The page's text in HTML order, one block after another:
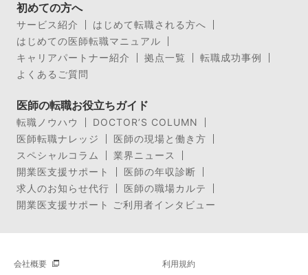
初めての方へ
サービス紹介
はじめて転職される方へ
はじめての医師転職マニュアル
キャリアパートナー紹介
拠点一覧
転職成功事例
よくあるご質問
医師の転職お役立ちガイド
転職ノウハウ
DOCTOR’S COLUMN
医師転職ナレッジ
医師の現場と働き方
スペシャルコラム
業界ニュース
開業医支援サポート
医師の年収診断
求人のお知らせ代行
医師の職場カルテ
開業医支援サポート ご利用者インタビュー
会社概要 利用規約